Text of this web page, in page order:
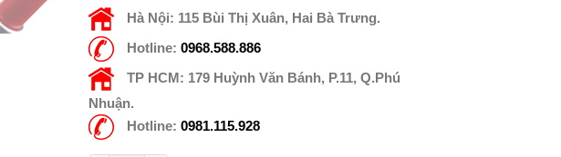
Hà Nội: 115 Bùi Thị Xuân, Hai Bà Trưng.
Hotline:0968.588.886
TP HCM: 179 Huỳnh Văn Bánh, P.11, Q.Phú
Nhuận.
Hotline:0981.115.928